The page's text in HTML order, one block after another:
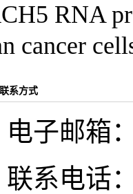
RNA
cancer
联系方式
电子邮箱
联系电话